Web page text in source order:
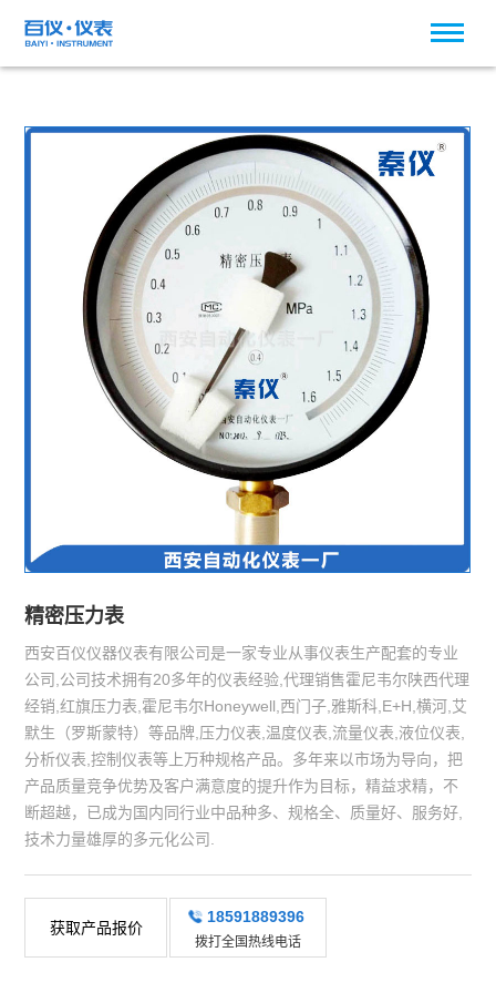
精密压力表
西安百仪仪器仪表有限公司是一家专业从事仪表生产配套的专业
公司,公司技术拥有20多年的仪表经验,代理销售霍尼韦尔陕西代理
经销,红旗压力表,霍尼韦尔Honeywell,西门子,雅斯科,E+H,横河,艾
默生（罗斯蒙特）等品牌,压力仪表,温度仪表,流量仪表,液位仪表,
分析仪表,控制仪表等上万种规格产品。多年来以市场为导向，把
产品质量竞争优势及客户满意度的提升作为目标，精益求精，不
断超越，已成为国内同行业中品种多、规格全、质量好、服务好,
技术力量雄厚的多元化公司.
获取产品报价
18591889396
拨打全国热线电话